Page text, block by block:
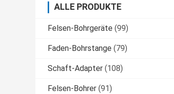
ALLE PRODUKTE
Felsen-Bohrgeräte (99)
Faden-Bohrstange (79)
Schaft-Adapter (108)
Felsen-Bohrer (91)